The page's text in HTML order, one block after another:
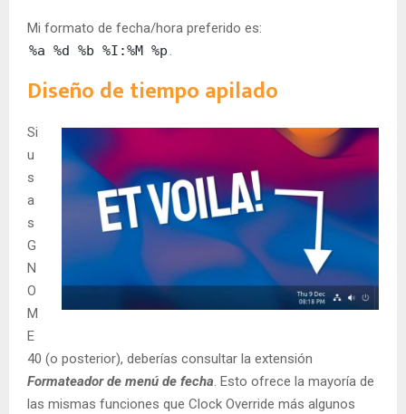
Mi formato de fecha/hora preferido es:
%a %d %b %I:%M %p .
Diseño de tiempo apilado
Si
u
s
a
s
G
N
O
M
E
40 (o posterior), deberías consultar la extensión
Formateador de menú de fecha. Esto ofrece la mayoría de
las mismas funciones que Clock Override más algunos